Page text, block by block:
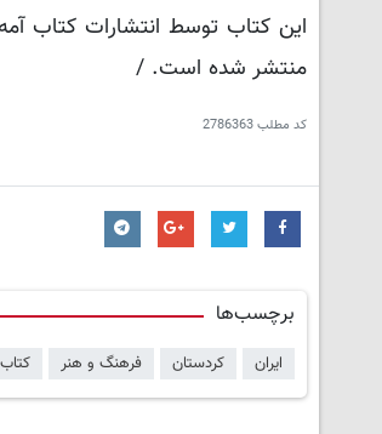
این کتاب توسط انتشارات کتاب
منتشر شده است. /‌
کد مطلب2786363
برچسب‌ها
ایران کردستان فرهنگ و هنر کتاب